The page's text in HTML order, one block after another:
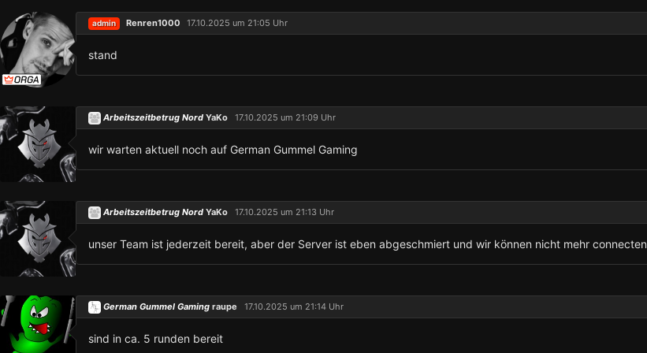
admin Renren1000 17.10.2025 um 21:05 Uhr
stand
Arbeitszeitbetrug Nord YaKo 17.10.2025 um 21:09 Uhr
wir warten aktuell noch auf German Gummel Gaming
Arbeitszeitbetrug Nord YaKo 17.10.2025 um 21:13 Uhr
unser Team ist jederzeit bereit, aber der Server ist eben abgeschmiert und wir können nicht mehr connecten
German Gummel Gaming raupe 17.10.2025 um 21:14 Uhr
sind in ca. 5 runden bereit